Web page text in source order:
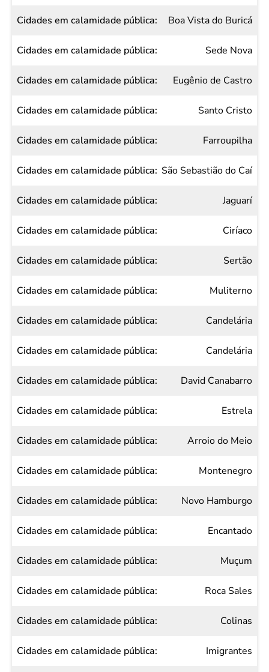
Boa Vista do Buricá
Sede Nova
Eugênio de Castro
Santo Cristo
Farroupilha
São Sebastião do Caí
Jaguarí
Ciríaco
Sertão
Muliterno
Candelária
Candelária
David Canabarro
Estrela
Arroio do Meio
Montenegro
Novo Hamburgo
Encantado
Muçum
Roca Sales
Colinas
Imigrantes